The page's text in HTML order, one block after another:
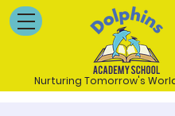
Nurturing Tomorrow's